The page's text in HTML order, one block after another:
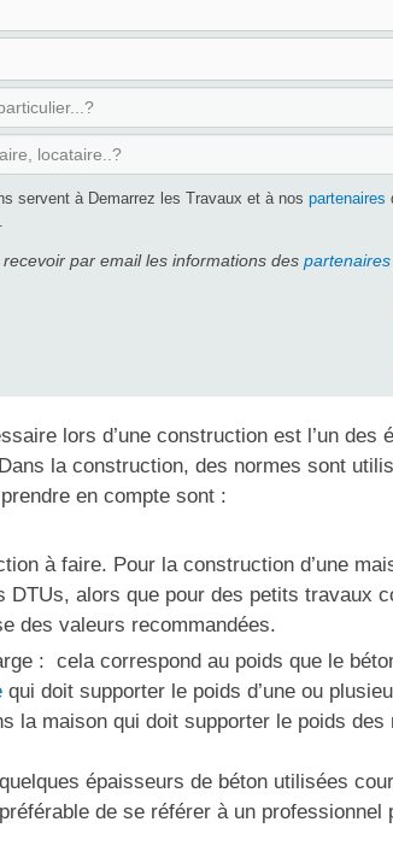
servent à Demarrez les Travaux et à nos partenaires
par email les informations des partenaires
lors d’une construction est l’un
la construction, des normes sont
en compte sont :
à faire. Pour la construction d’une
DTUs, alors que pour des petits travaux
des valeurs recommandées.
: cela correspond au poids que le
qui doit supporter le poids d’une ou
la maison qui doit supporter le poids
épaisseurs de béton utilisées
de se référer à un